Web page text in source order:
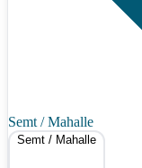
Semt / Mahalle
Semt / Mahalle